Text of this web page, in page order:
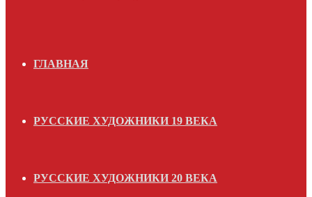
ГЛАВНАЯ
РУССКИЕ ХУДОЖНИКИ 19 ВЕКА
РУССКИЕ ХУДОЖНИКИ 20 ВЕКА